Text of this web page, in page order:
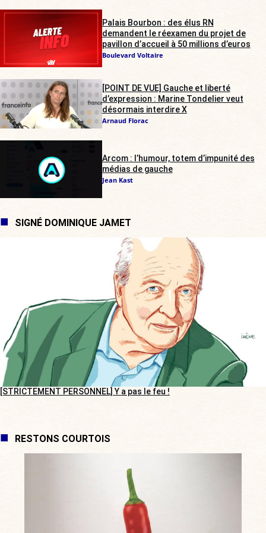
Palais Bourbon : des élus RN
demandent le réexamen du projet de
pavillon d’accueil à 50 millions d’euros
Boulevard Voltaire
[POINT DE VUE] Gauche et liberté
d’expression : Marine Tondelier veut
désormais interdire X
Arnaud Florac
Arcom : l’humour, totem d’impunité des
médias de gauche
Jean Kast
SIGNÉ DOMINIQUE JAMET
[STRICTEMENT PERSONNEL] Y a pas le feu !
RESTONS COURTOIS